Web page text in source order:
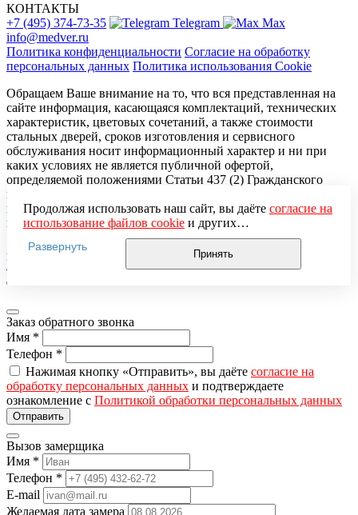
КОНТАКТЫ
+7 (495) 374-73-35
Telegram
Max
info@medver.ru
Политика конфиденциальности Согласие на обработку
персональных данных Политика использования Cookie
Обращаем Ваше внимание на то, что вся представленная на
сайте информация, касающаяся комплектаций, технических
характеристик, цветовых сочетаний, а также стоимости
стальных дверей, сроков изготовления и сервисного
обслуживания носит информационный характер и ни при
каких условиях не является публичной офертой,
определяемой положениями Статьи 437 (2) Гражданского
кодекса Российской Федерации. Для получения подробной
информации, пожалуйста, обращайтесь к менеджерам-
консультантам «Медверь».
2026 © «Медверь» — интернет-магазин входных дверей.
Разработка и продвижение — «ЭВРИКА»
Заказ обратного звонка
Имя *
Телефон *
Нажимая кнопку «Отправить», вы даёте согласие на
обработку персональных данных и подтверждаете
ознакомление с Политикой обработки персональных данных
Вызов замерщика
Имя *
Телефон *
E-mail
Желаемая дата замера
Продолжая использовать наш сайт, вы даёте согласие на
использование файлов cookieи других
пользовательских данных (включая IP-адрес, сведения о
местоположении, устройстве, действиях на сайте и т. п.)
для функционирования сайта, проведения
обработки персональных данных.
Если вы не хотите, чтобы ваши данные обрабатывались,
настройте ограничения в браузере или покиньте сайт.
Развернуть
Принять